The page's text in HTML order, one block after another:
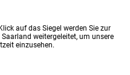
auf das Siegel werden Sie zur
weitergeleitet, um unsere
einzusehen.